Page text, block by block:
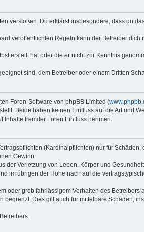
verstoßen. Du erklärst insbesondere, dass du
veröffentlichten Regeln kann der Betreiber dich
erstellt hat oder die er nicht zur Kenntnis
sind, dem Betreiber oder einem Dritten
Foren-Software von phpBB Limited (
Beide haben keinen Einfluss auf die Art und
fremder Foren Einfluss nehmen.
(Kardinalpflichten) nur für
Gewinn.
der Verletzung von Leben, Körper und
im übrigen der Höhe nach auf die
oder grob fahrlässigem Verhalten des Betreibers
Dies gilt auch für mittelbare Schäden,